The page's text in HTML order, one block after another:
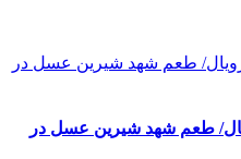
طعم شهد شیرین عسل‌ در